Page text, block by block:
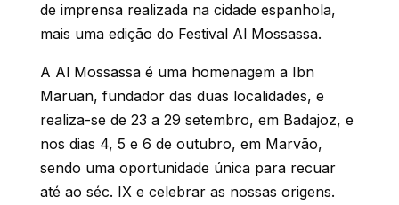
de imprensa realizada na cidade espanhola,
mais uma edição do Festival Al Mossassa.
A Al Mossassa é uma homenagem a Ibn
Maruan, fundador das duas localidades, e
realiza-se de 23 a 29 setembro, em Badajoz, e
nos dias 4, 5 e 6 de outubro, em Marvão,
sendo uma oportunidade única para recuar
até ao séc. IX e celebrar as nossas origens.